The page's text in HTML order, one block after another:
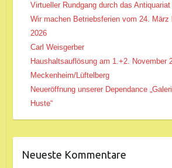
Virtueller Rundgang durch das Antiquariat
Wir machen Betriebsferien vom 24. März
2026
Carl Weisgerber
Haushaltsauflösung am 1.+2. November
Meckenheim/Lüftelberg
Neueröffnung unserer Dependance
Huste“
Neueste Kommentare